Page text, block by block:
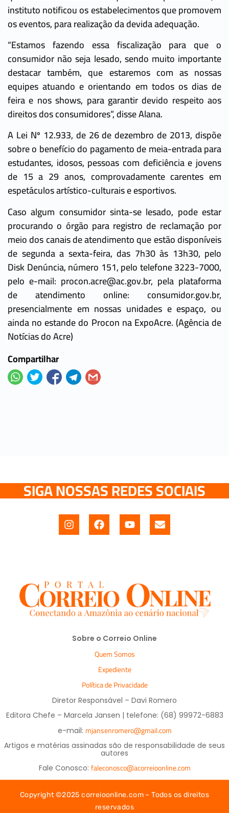
instituto notificou os estabelecimentos que promovem
os eventos, para realização da devida adequação.
“Estamos fazendo essa fiscalização para que o
consumidor não seja lesado, sendo muito importante
destacar também, que estaremos com as nossas
equipes atuando e orientando em todos os dias de
feira e nos shows, para garantir devido respeito aos
direitos dos consumidores”, disse Alana.
A Lei Nº 12.933, de 26 de dezembro de 2013, dispõe
sobre o benefício do pagamento de meia-entrada para
estudantes, idosos, pessoas com deficiência e jovens
de 15 a 29 anos, comprovadamente carentes em
espetáculos artístico-culturais e esportivos.
Caso algum consumidor sinta-se lesado, pode estar
procurando o órgão para registro de reclamação por
meio dos canais de atendimento que estão disponíveis
de segunda a sexta-feira, das 7h30 às 13h30, pelo
Disk Denúncia, número 151, pelo telefone 3223-7000,
pelo e-mail: procon.acre@ac.gov.br, pela plataforma
de atendimento online: consumidor.gov.br,
presencialmente em nossas unidades e espaço, ou
ainda no estande do Procon na ExpoAcre. (Agência de
Notícias do Acre)
Compartilhar
SIGA NOSSAS REDES SOCIAIS
Sobre o Correio Online
Quem Somos
Expediente
Política de Privacidade
Diretor Responsável – Davi Romero
Editora Chefe – Marcela Jansen | telefone: (68) 99972-6883
e-mail: mjansenromero@gmail.com
Artigos e matérias assinadas são de responsabilidade de seus
autores
Fale Conosco: faleconosco@acorreioonline.com
Copyright ©2025 correioonline.com – Todos os direitos
reservados